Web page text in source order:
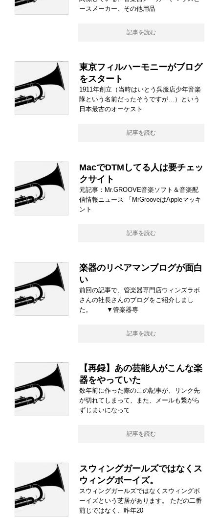
ースメーカー、その他用品
記事を読む
東京フィルハーモニーがブログ
をスタート
1911年創立（当時はいとう呉服店少年音楽
隊という名前だったそうですが…）という
日本最古のオーケスト
記事を読む
MacでDTMしてる人は要チェッ
クサイト
元記事：Mr.GROOVE音楽ソフト＆音楽配
信情報ニュース 「MrGrooveはAppleマッキ
ント
記事を読む
楽器のリペアマンブログが面白
い
前回の記事で、管楽器専門店ウィンズラボ
さんの社長さんのブログをご紹介しまし
た。 ▼管楽器専
記事を読む
【再録】あの芸能人がこんな楽
器をやっていた
数年前に作った際のこの記事が、リンク先
が切れてしまって、また、メールも繋がら
ずじまいになって
記事を読む
スウィングガールズではなくス
ウィングボーイズ。
スウィングガールズではなくスウィングボ
ーイズという芝居があります。 ただの二番
煎じではなく、昨年20